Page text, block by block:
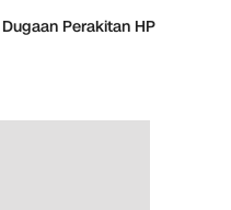
Perakitan HP